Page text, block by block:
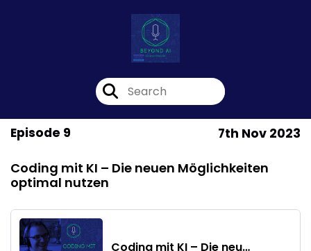
Episode 9 7th Nov 2023
Coding mit KI – Die neuen Möglichkeiten
optimal nutzen